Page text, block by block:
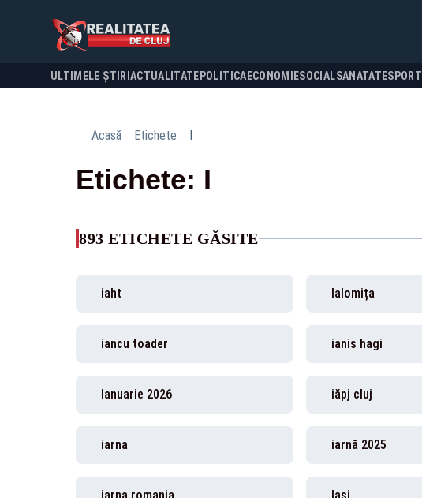
ULTIMELE ȘTIRI ACTUALITATE POLITICA ECONOMIESOCIALSANATATESPORT
Acasă Etichete I
Etichete: I
893 ETICHETE GĂSITE
iaht Ialomița
iancu toader ianis hagi
Ianuarie 2026 iăpj cluj
iarna iarnă 2025